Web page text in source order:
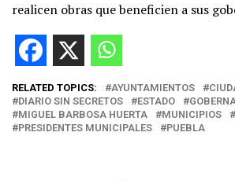
realicen obras que beneficien a sus
RELATED TOPICS: AYUNTAMIENTOS
DIARIO SIN SECRETOS
ESTADO
MIGUEL BARBOSA HUERTA
MUNICIPIOS
PRESIDENTES MUNICIPALES
PUEBLA